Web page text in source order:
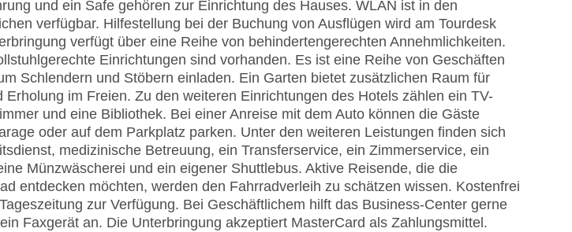
und ein Safe gehören zur Einrichtung des Hauses. WLAN ist in den
verfügbar. Hilfestellung bei der Buchung von Ausflügen wird am Tourdesk
verfügt über eine Reihe von behindertengerechten Annehmlichkeiten.
Einrichtungen sind vorhanden. Es ist eine Reihe von Geschäften
Schlendern und Stöbern einladen. Ein Garten bietet zusätzlichen Raum für
Erholung im Freien. Zu den weiteren Einrichtungen des Hotels zählen ein TV-
und eine Bibliothek. Bei einer Anreise mit dem Auto können die Gäste
oder auf dem Parkplatz parken. Unter den weiteren Leistungen finden sich
medizinische Betreuung, ein Transferservice, ein Zimmerservice, ein
Münzwäscherei und ein eigener Shuttlebus. Aktive Reisende, die die
entdecken möchten, werden den Fahrradverleih zu schätzen wissen. Kostenfrei
zur Verfügung. Bei Geschäftlichem hilft das Business-Center gerne
Faxgerät an. Die Unterbringung akzeptiert MasterCard als Zahlungsmittel.